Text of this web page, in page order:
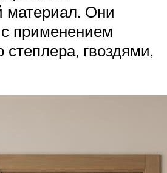
материал. Они
применением
степлера, гвоздями,